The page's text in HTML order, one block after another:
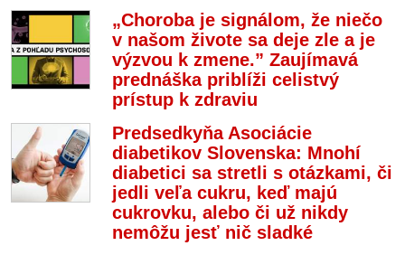
„Choroba je signálom, že niečo
v našom živote sa deje zle a je
výzvou k zmene.” Zaujímavá
prednáška priblíži celistvý
prístup k zdraviu
Predsedkyňa Asociácie
diabetikov Slovenska: Mnohí
diabetici sa stretli s otázkami, či
jedli veľa cukru, keď majú
cukrovku, alebo či už nikdy
nemôžu jesť nič sladké